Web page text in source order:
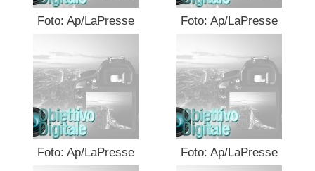
Foto: Ap/LaPresse Foto: Ap/LaPresse
Foto: Ap/LaPresse Foto: Ap/LaPresse